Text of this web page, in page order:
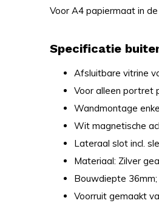
Voor A4 papiermaat in
Specificatie
Afsluitbare vitrine
Voor alleen portret
Wandmontage
Wit magnetische
Lateraal slot incl.
Materiaal: Zilver
Bouwdiepte 36mm;
Voorruit gemaakt